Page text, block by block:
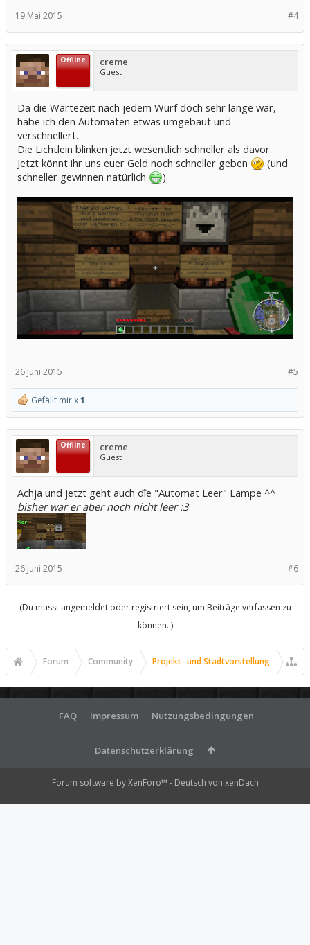
#4
19 Mai 2015
Offline creme
Guest
Da die Wartezeit nach jedem Wurf doch sehr lange war,
habe ich den Automaten etwas umgebaut und
verschnellert.
Die Lichtlein blinken jetzt wesentlich schneller als davor.
Jetzt könnt ihr uns euer Geld noch schneller geben
(und
schneller gewinnen natürlich
)
#5
26 Juni 2015
Gefällt mir x1
Offline creme
Guest
Achja und jetzt geht auch dîe "Automat Leer" Lampe ^^
bisher war er aber noch nicht leer :3
#6
26 Juni 2015
(Du musst angemeldet oder registriert sein, um Beiträge verfassen zu
können. )
Forum Community Projekt- und Stadtvorstellung
FAQ Impressum Nutzungsbedingungen
Datenschutzerklärung
Forum software by XenForo™ - Deutsch von xenDach